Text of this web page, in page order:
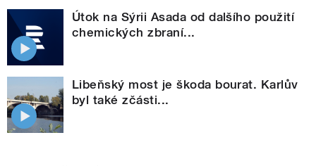
Útok na Sýrii Asada od dalšího použití
chemických zbraní...
Libeňský most je škoda bourat. Karlův
byl také zčásti...